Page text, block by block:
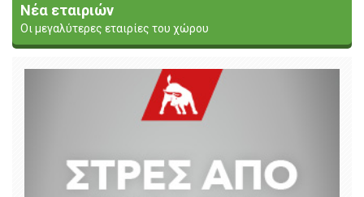
Νέα εταιριών
Οι μεγαλύτερες εταιρίες του χώρου